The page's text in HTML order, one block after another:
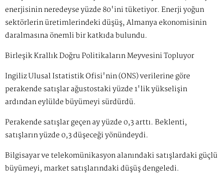
enerjisinin neredeyse yüzde 80'ini tüketiyor. Enerji yoğun
sektörlerin üretimlerindeki düşüş, Almanya ekonomisinin
daralmasına önemli bir katkıda bulundu.
Birleşik Krallık Doğru Politikaların Meyvesini Topluyor
İngiliz Ulusal İstatistik Ofisi'nin (ONS) verilerine göre
perakende satışlar ağustostaki yüzde 1'lik yükselişin
ardından eylülde büyümeyi sürdürdü.
Perakende satışlar geçen ay yüzde 0,3 arttı. Beklenti,
satışların yüzde 0,3 düşeceği yönündeydi.
Bilgisayar ve telekomünikasyon alanındaki satışlardaki güçlü
büyümeyi, market satışlarındaki düşüş dengeledi.